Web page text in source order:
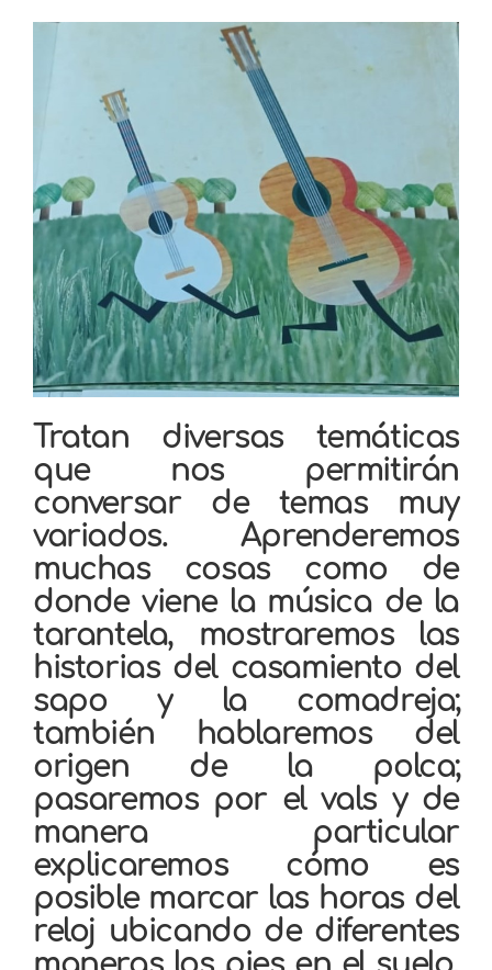
Tratan diversas temáticas
que nos permitirán
conversar de temas muy
variados. Aprenderemos
muchas cosas como de
donde viene la música de la
tarantela, mostraremos las
historias del casamiento del
sapo y la comadreja;
también hablaremos del
origen de la polca;
pasaremos por el vals y de
manera particular
explicaremos cómo es
posible marcar las horas del
reloj ubicando de diferentes